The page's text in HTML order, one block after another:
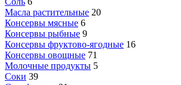
Масла растительные 20
Консервы мясные 6
Консервы рыбные 9
Консервы фруктово-ягодные 16
Консервы овощные 71
Молочные продукты 5
Соки 39